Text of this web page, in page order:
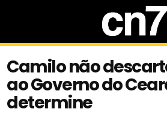
Camilo não
ao Governo do
determine